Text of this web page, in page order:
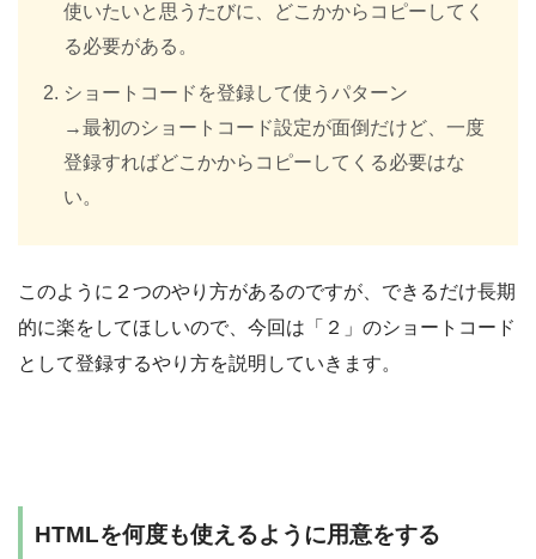
使いたいと思うたびに、どこかからコピーしてく
る必要がある。
ショートコードを登録して使うパターン
→最初のショートコード設定が面倒だけど、一度
登録すればどこかからコピーしてくる必要はな
い。
このように２つのやり方があるのですが、できるだけ長期
的に楽をしてほしいので、今回は「２」のショートコード
として登録するやり方を説明していきます。
HTMLを何度も使えるように用意をする